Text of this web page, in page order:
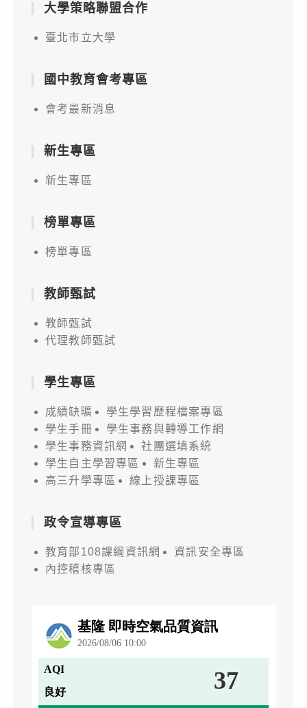
大學策略聯盟合作
臺北市立大學
國中教育會考專區
會考最新消息
新生專區
新生專區
榜單專區
榜單專區
教師甄試
教師甄試
代理教師甄試
學生專區
成績缺曠
學生學習歷程檔案專區
學生手冊
學生事務與轉導工作網
學生事務資訊網
社團選填系統
學生自主學習專區
新生專區
高三升學專區
線上授課專區
政令宣導專區
教育部108課綱資訊網
資訊安全專區
內控稽核專區